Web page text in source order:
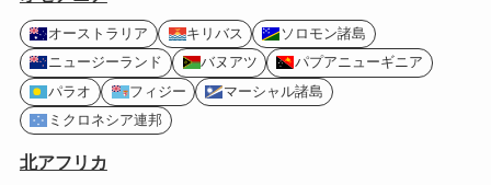
オーストラリア キリバス
ソロモン諸島
ニュージーランド
バヌアツ
パプアニューギニア
パラオ
フィジー
マーシャル諸島
ミクロネシア連邦
北アフリカ